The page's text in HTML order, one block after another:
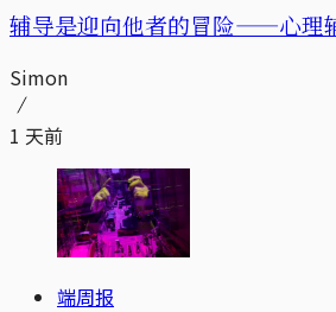
辅导是迎向他者的冒险——心理
Simon
1 天前
端周报